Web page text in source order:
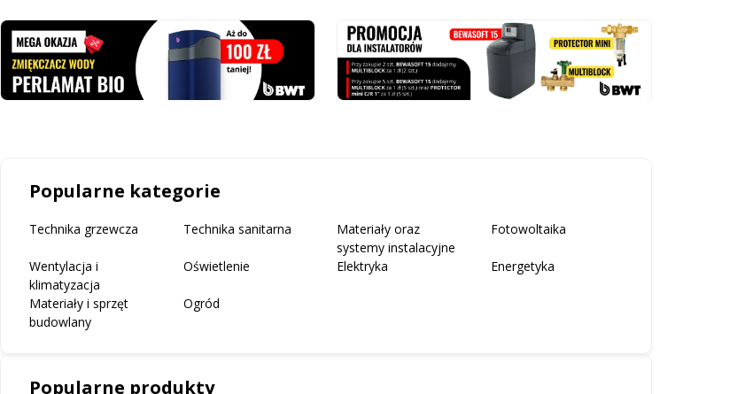
Popularne kategorie
Technika grzewcza Technika sanitarna
Materiały oraz
systemy instalacyjne
Fotowoltaika
Wentylacja i
klimatyzacja
Oświetlenie Elektryka Energetyka
Materiały i sprzęt
budowlany
Ogród
Popularne produkty